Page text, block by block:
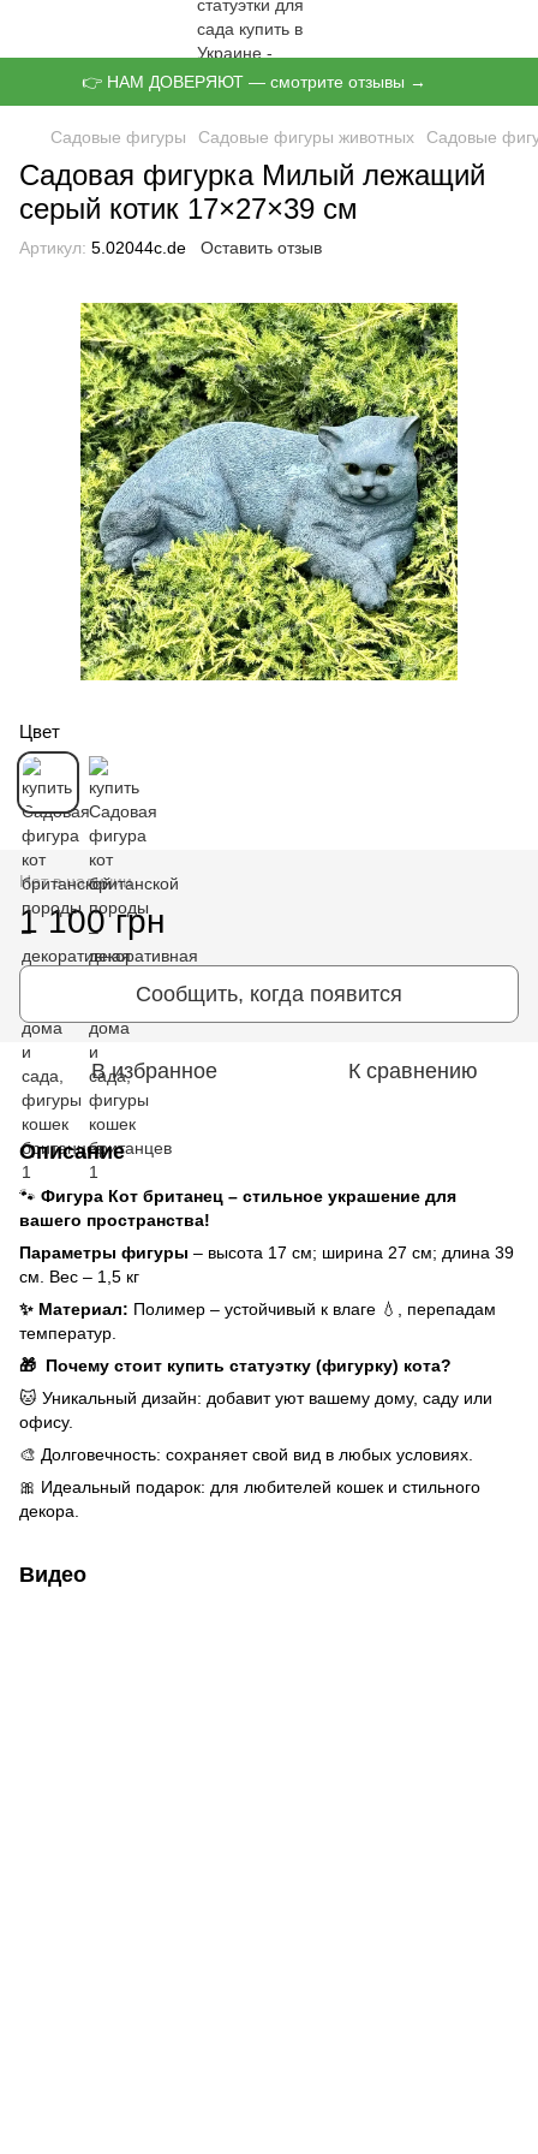
👉 НАМ ДОВЕРЯЮТ — смотрите отзывы →
Садовые фигуры Садовые фигуры животных Садовые
Садовая фигурка Милый лежащий
серый котик 17×27×39 см
Артикул: 5.02044с.de Оставить отзыв
Цвет
Нет в наличии
1 100 грн
Сообщить, когда появится
В избранное К сравнению
Описание
🐾 Фигура Кот британец – стильное украшение для
вашего пространства!
Параметры фигуры – высота 17 см; ширина 27 см; длина 39
см. Вес – 1,5 кг
✨ Материал: Полимер – устойчивый к влаге 💧, перепадам
температур.
🎁 Почему стоит купить статуэтку (фигурку) кота?
🐱 Уникальный дизайн: добавит уют вашему дому, саду или
офису.
🎨 Долговечность: сохраняет свой вид в любых условиях.
🎀 Идеальный подарок: для любителей кошек и стильного
декора.
Видео